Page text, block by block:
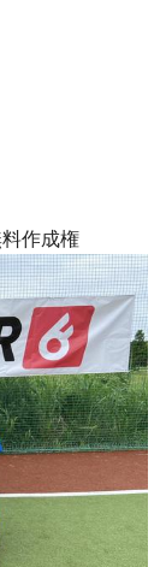
作成権